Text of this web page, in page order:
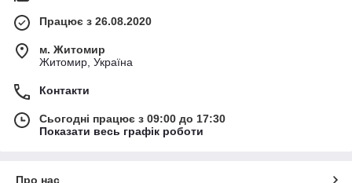
Працює з 26.08.2020
м. Житомир
Житомир, Україна
Контакти
Сьогодні працює з 09:00 до 17:30
Показати весь графік роботи
Про нас